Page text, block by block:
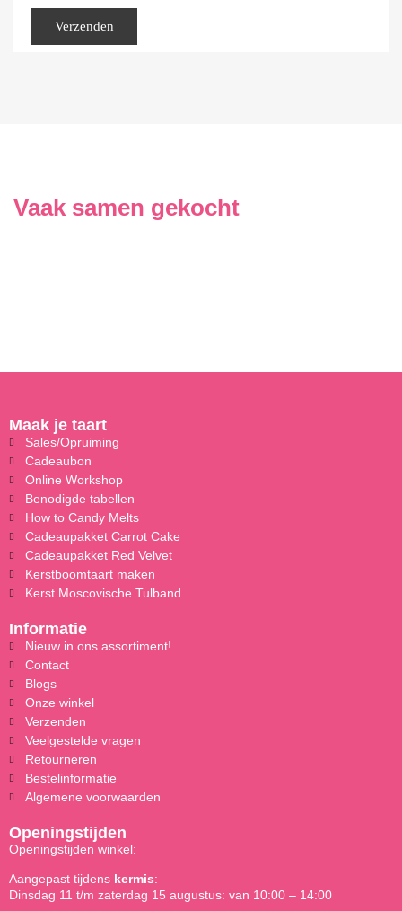
Vaak samen gekocht
Maak je taart
Sales/Opruiming
Cadeaubon
Online Workshop
Benodigde tabellen
How to Candy Melts
Cadeaupakket Carrot Cake
Cadeaupakket Red Velvet
Kerstboomtaart maken
Kerst Moscovische Tulband
Informatie
Nieuw in ons assortiment!
Contact
Blogs
Onze winkel
Verzenden
Veelgestelde vragen
Retourneren
Bestelinformatie
Algemene voorwaarden
Openingstijden
Openingstijden winkel:
Aangepast tijdens kermis:
Dinsdag 11 t/m zaterdag 15 augustus: van 10:00 – 14:00